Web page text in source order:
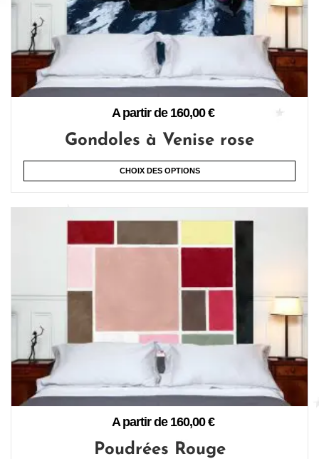
A partir de 160,00€
Gondoles à Venise rose
CHOIX DES OPTIONS
A partir de 160,00€
Poudrées Rouge